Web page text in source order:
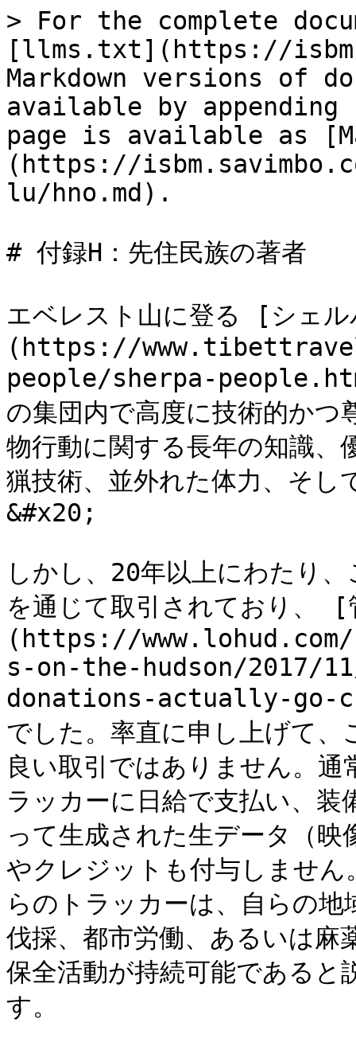
> For the complete
[llms.txt](https://
Markdown versions of
available by
page is available as
(https://
lu/hno.md).
# 付録H：先住民族の著者
エベレスト山に登る [シェ
(https://
people/sherpa-
の集団内で高度に技術的かつ
物行動に関する長年の知識、
猟技術、並外れた体力、そし
&#x20;
しかし、20年以上にわたり
を通じて取引されており、
(https://
s-on-the-hudson/2017/
donations-actually-go-
でした。率直に申し上げて
良い取引ではありません。
ラッカーに日給で支払い、装
って生成された生データ（
やクレジットも付与しませ
らのトラッカーは、自らの
伐採、都市労働、あるいは麻
保全活動が持続可能である
す。